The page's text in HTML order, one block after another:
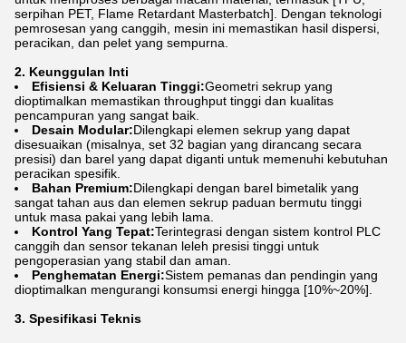
serpihan PET, Flame Retardant Masterbatch]. Dengan teknologi
pemrosesan yang canggih, mesin ini memastikan hasil dispersi,
peracikan, dan pelet yang sempurna.
2. Keunggulan Inti
Efisiensi & Keluaran Tinggi:Geometri sekrup yang
dioptimalkan memastikan throughput tinggi dan kualitas
pencampuran yang sangat baik.
Desain Modular:Dilengkapi elemen sekrup yang dapat
disesuaikan (misalnya, set 32 ​​bagian yang dirancang secara
presisi) dan barel yang dapat diganti untuk memenuhi kebutuhan
peracikan spesifik.
Bahan Premium:Dilengkapi dengan barel bimetalik yang
sangat tahan aus dan elemen sekrup paduan bermutu tinggi
untuk masa pakai yang lebih lama.
Kontrol Yang Tepat:Terintegrasi dengan sistem kontrol PLC
canggih dan sensor tekanan leleh presisi tinggi untuk
pengoperasian yang stabil dan aman.
Penghematan Energi:Sistem pemanas dan pendingin yang
dioptimalkan mengurangi konsumsi energi hingga [10%~20%].
3. Spesifikasi Teknis